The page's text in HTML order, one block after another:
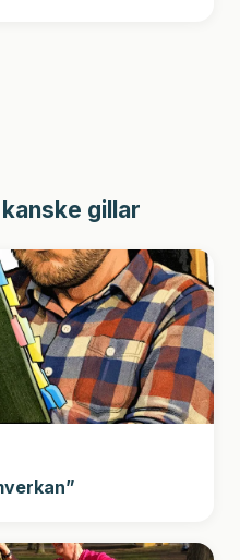
gillar